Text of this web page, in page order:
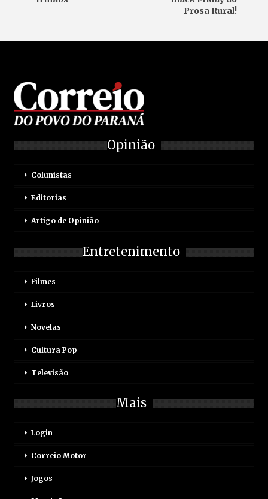
Prosa Rural!
Opinião
Colunistas
Editorias
Artigo de Opinião
Entretenimento
Filmes
Livros
Novelas
Cultura Pop
Televisão
Mais
Login
Correio Motor
Jogos